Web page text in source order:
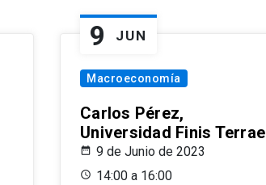
9 JUN
Macroeconomía
Carlos Pérez,
Universidad Finis Terrae
9 de Junio de 2023
14:00 a 16:00